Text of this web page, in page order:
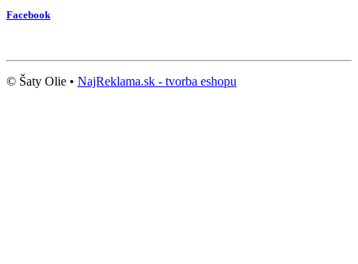
Facebook
© Šaty Olie • NajReklama.sk - tvorba eshopu